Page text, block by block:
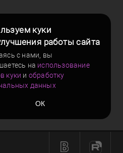
куки
работы сайта
с нами, вы
на использование
куки и обработку
данных
ОК